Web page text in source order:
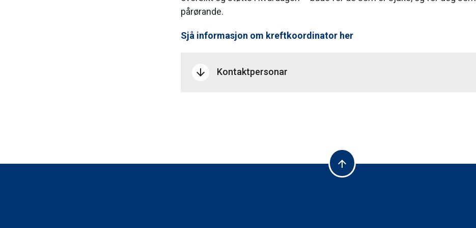
pårørande.
Sjå informasjon om kreftkoordinator her
arrow_downward Kontaktpersonar
arrow_upward